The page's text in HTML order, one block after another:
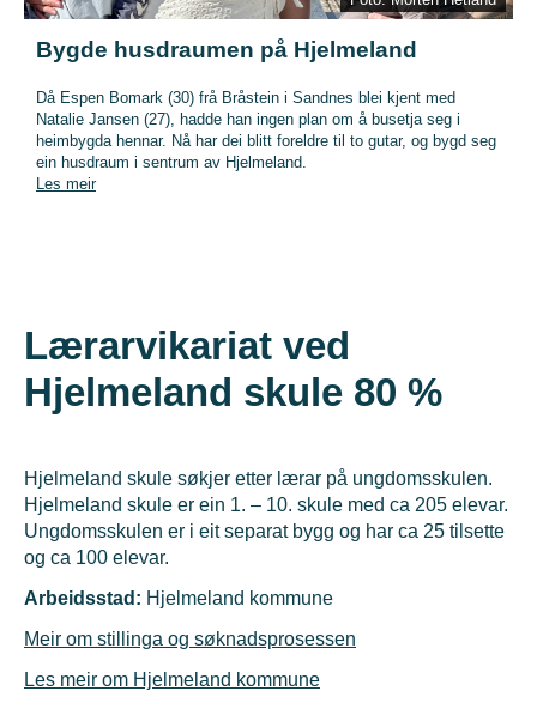
Bygde husdraumen på Hjelmeland
Då Espen Bomark (30) frå Bråstein i Sandnes blei kjent med
Natalie Jansen (27), hadde han ingen plan om å busetja seg i
heimbygda hennar. Nå har dei blitt foreldre til to gutar, og bygd seg
ein husdraum i sentrum av Hjelmeland.
Les meir
Lærarvikariat ved
Hjelmeland skule 80 %
Hjelmeland skule søkjer etter lærar på ungdomsskulen.
Hjelmeland skule er ein 1. – 10. skule med ca 205 elevar.
Ungdomsskulen er i eit separat bygg og har ca 25 tilsette
og ca 100 elevar.
Arbeidsstad: Hjelmeland kommune
Meir om stillinga og søknadsprosessen
Les meir om Hjelmeland kommune